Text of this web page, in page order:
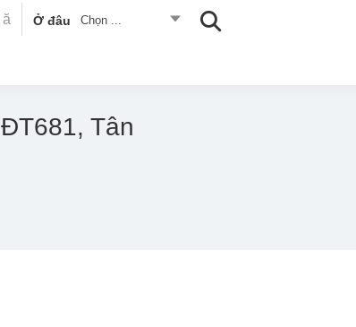
Ở đâu Chọn ...
Tân